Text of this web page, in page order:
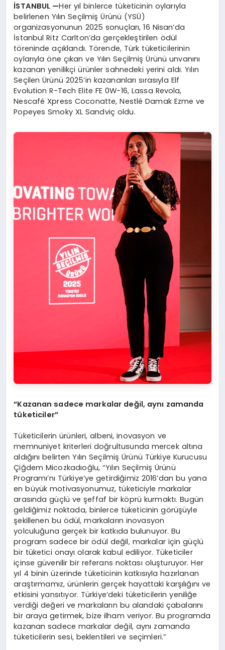
İSTANBUL —Her yıl binlerce tüketicinin oylarıyla
belirlenen Yılın Seçilmiş Ürünü (YSÜ)
organizasyonunun 2025 sonuçları, 16 Nisan’da
İstanbul Ritz Carlton’da gerçekleştirilen ödül
töreninde açıklandı. Törende, Türk tüketicilerinin
oylarıyla öne çıkan ve Yılın Seçilmiş Ürünü unvanını
kazanan yenilikçi ürünler sahnedeki yerini aldı. Yılın
Seçilen Ürünü 2025’in kazananları sırasıyla Elf
Evolution R-Tech Elite FE 0W-16, Lassa Revola,
Nescafé Xpress Coconatte, Nestlé Damak Ezme ve
Popeyes Smoky XL Sandviç oldu.
“Kazanan sadece markalar değil, aynı zamanda
tüketiciler”
Tüketicilerin ürünleri, albeni, inovasyon ve
memnuniyet kriterleri doğrultusunda mercek altına
aldığını belirten Yılın Seçilmiş Ürünü Türkiye Kurucusu
Çiğdem Micozkadıoğlu, “Yılın Seçilmiş Ürünü
Programı’nı Türkiye’ye getirdiğimiz 2016’dan bu yana
en büyük motivasyonumuz, tüketiciyle markalar
arasında güçlü ve şeffaf bir köprü kurmaktı. Bugün
geldiğimiz noktada, binlerce tüketicinin görüşüyle
şekillenen bu ödül, markaların inovasyon
yolculuğuna gerçek bir katkıda bulunuyor. Bu
program sadece bir ödül değil, markalar için güçlü
bir tüketici onayı olarak kabul ediliyor. Tüketiciler
içinse güvenilir bir referans noktası oluşturuyor. Her
yıl 4 binin üzerinde tüketicinin katkısıyla hazırlanan
araştırmamız, ürünlerin gerçek hayattaki karşılığını ve
etkisini yansıtıyor. Türkiye’deki tüketicilerin yeniliğe
verdiği değeri ve markaların bu alandaki çabalarını
bir araya getirmek, bize ilham veriyor. Bu programda
kazanan sadece markalar değil, aynı zamanda
tüketicilerin sesi, beklentileri ve seçimleri.”